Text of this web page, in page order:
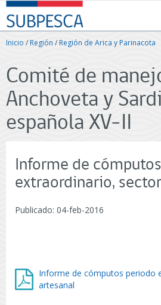
Contenido
principal
SUBPESCA
-
Subsecretaría
Acuicultura
-
de
Chile
Inicio /Región /Región de Arica y Parinacota
Comité de
Anchoveta y
española XV-II
Informe de
extraordinario,
Publicado: 04-feb-2016
Informe de cómputos periodo
artesanal